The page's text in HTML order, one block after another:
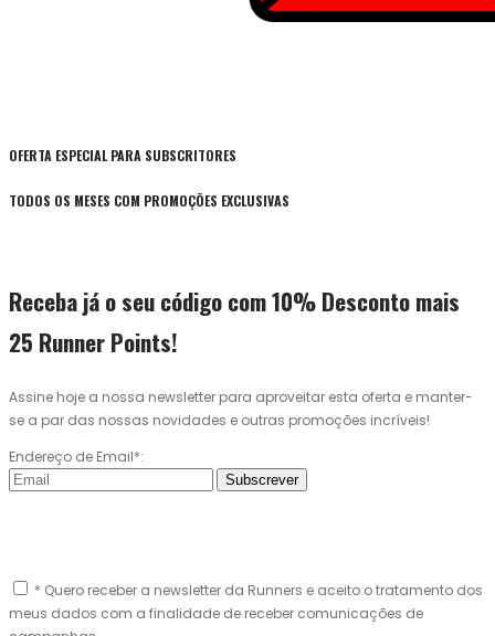
OFERTA ESPECIAL PARA SUBSCRITORES
TODOS OS MESES COM PROMOÇÕES EXCLUSIVAS
Receba já o seu código com 10% Desconto mais
25 Runner Points!
Assine hoje a nossa newsletter para aproveitar esta oferta e manter-
se a par das nossas novidades e outras promoções incríveis!
Endereço de Email*:
Subscrever
* Quero receber a newsletter da Runners e aceito o tratamento dos
meus dados com a finalidade de receber comunicações de